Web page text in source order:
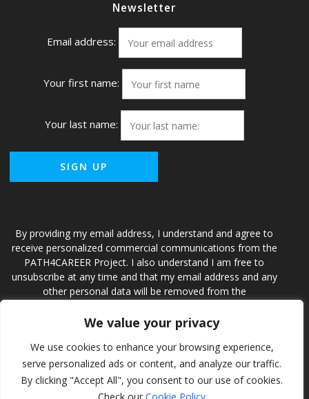
We value your privacy
We use cookies to enhance your browsing experience,
serve personalized ads or content, and analyze our traffic.
By clicking "Accept All", you consent to our use of cookies.
Newsletter
Email address:
Your first name:
Your last name:
By providing my email address, I understand and agree to
receive personalized commercial communications from the
PATH4CAREER Project. I also understand I am free to
unsubscribe at any time and that my email address and any
other personal data will be removed from the
Path4Career